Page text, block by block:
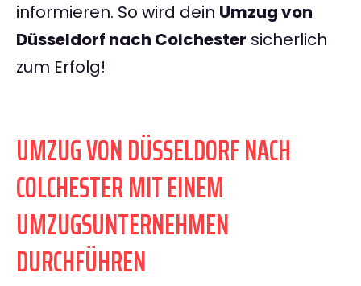
informieren. So wird dein Umzug von
Düsseldorf nach Colchester sicherlich
zum Erfolg!
UMZUG VON DÜSSELDORF NACH
COLCHESTER MIT EINEM
UMZUGSUNTERNEHMEN
DURCHFÜHREN